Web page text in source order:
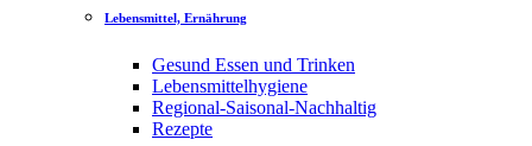
Lebensmittel, Ernährung
Gesund Essen und Trinken
Lebensmittelhygiene
Regional-Saisonal-Nachhaltig
Rezepte